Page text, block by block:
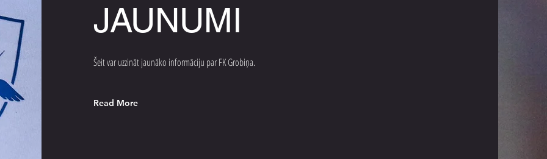
JAUNUMI
Šeit var uzzināt jaunāko informāciju par FK Grobiņa.
Read More